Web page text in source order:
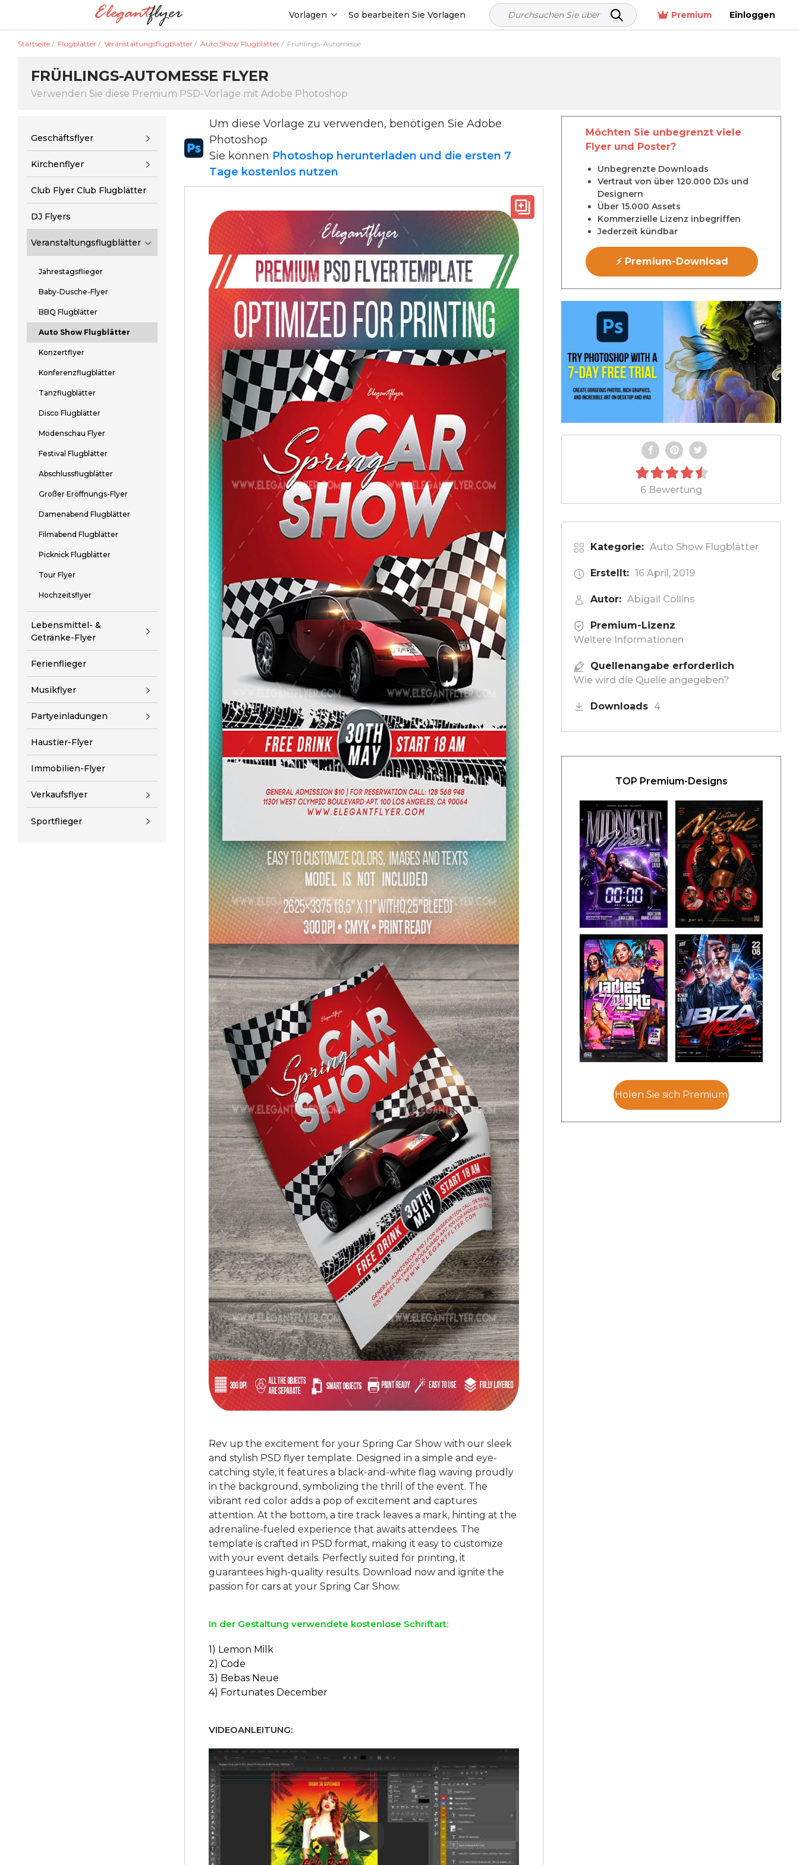
Vorlagen So bearbeiten Sie Vorlagen Premium Einloggen
Startseite / Flugblätter / Veranstaltungsflugblätter / Auto Show Flugblätter / Frühlings-Automesse
FRÜHLINGS-AUTOMESSE FLYER
Verwenden Sie diese Premium PSD-Vorlage mit Adobe Photoshop
Geschäftsflyer
Kirchenflyer
Club Flyer Club Flugblätter
DJ Flyers
Veranstaltungsflugblätter
Jahrestagsflieger
Baby-Dusche-Flyer
BBQ Flugblätter
Auto Show Flugblätter
Konzertflyer
Konferenzflugblätter
Tanzflugblätter
Disco Flugblätter
Modenschau Flyer
Festival Flugblätter
Abschlussflugblätter
Großer Eröffnungs-Flyer
Damenabend Flugblätter
Filmabend Flugblätter
Picknick Flugblätter
Tour Flyer
Hochzeitsflyer
Lebensmittel- &
Getränke-Flyer
Ferienflieger
Musikflyer
Partyeinladungen
Haustier-Flyer
Immobilien-Flyer
Verkaufsflyer
Sportflieger
Um diese Vorlage zu verwenden, benötigen Sie Adobe
Photoshop
Sie können Photoshop herunterladen und die ersten 7
Tage kostenlos nutzen
Rev up the excitement for your Spring Car Show with our sleek
and stylish PSD flyer template. Designed in a simple and eye-
catching style, it features a black-and-white flag waving proudly
in the background, symbolizing the thrill of the event. The
vibrant red color adds a pop of excitement and captures
attention. At the bottom, a tire track leaves a mark, hinting at the
adrenaline-fueled experience that awaits attendees. The
template is crafted in PSD format, making it easy to customize
with your event details. Perfectly suited for printing, it
guarantees high-quality results. Download now and ignite the
In der Gestaltung verwendete kostenlose Schriftart:
1) Lemon Milk
2) Code
3) Bebas Neue
4) Fortunates December
VIDEOANLEITUNG:
Play: Keynote (Google I/O '18)
Möchten Sie unbegrenzt viele
Flyer und Poster?
Unbegrenzte Downloads
Vertraut von über 120.000 DJs und
Designern
Über 15.000 Assets
Kommerzielle Lizenz inbegriffen
Jederzeit kündbar
⚡ Premium-Download
6 Bewertung
Kategorie: Auto Show Flugblätter
Erstellt: 16 April, 2019
Autor: Abigail Collins
Premium-Lizenz
Weitere Informationen
Quellenangabe erforderlich
Wie wird die Quelle angegeben?
Downloads 4
TOP Premium-Designs
Holen Sie sich Premium